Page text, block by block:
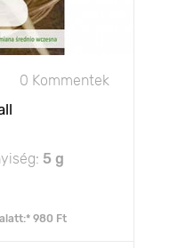
0 Kommentek
5 g
980 Ft